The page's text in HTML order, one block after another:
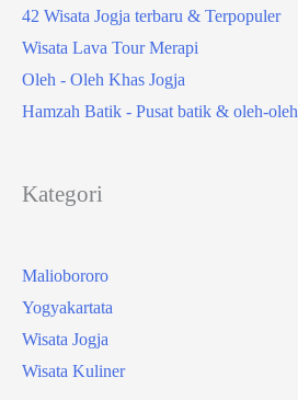
42 Wisata Jogja terbaru & Terpopuler
Wisata Lava Tour Merapi
Oleh - Oleh Khas Jogja
Hamzah Batik - Pusat batik & oleh-oleh
Kategori
Maliobororo
Yogyakartata
Wisata Jogja
Wisata Kuliner